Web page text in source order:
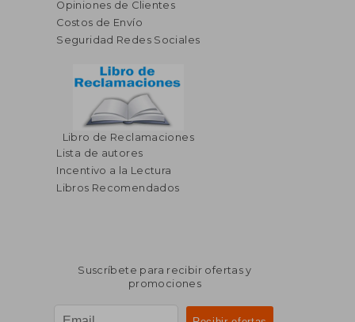
Opiniones de Clientes
Costos de Envío
Seguridad Redes Sociales
Libro de Reclamaciones
Lista de autores
Incentivo a la Lectura
Libros Recomendados
Suscríbete para recibir ofertas y
promociones